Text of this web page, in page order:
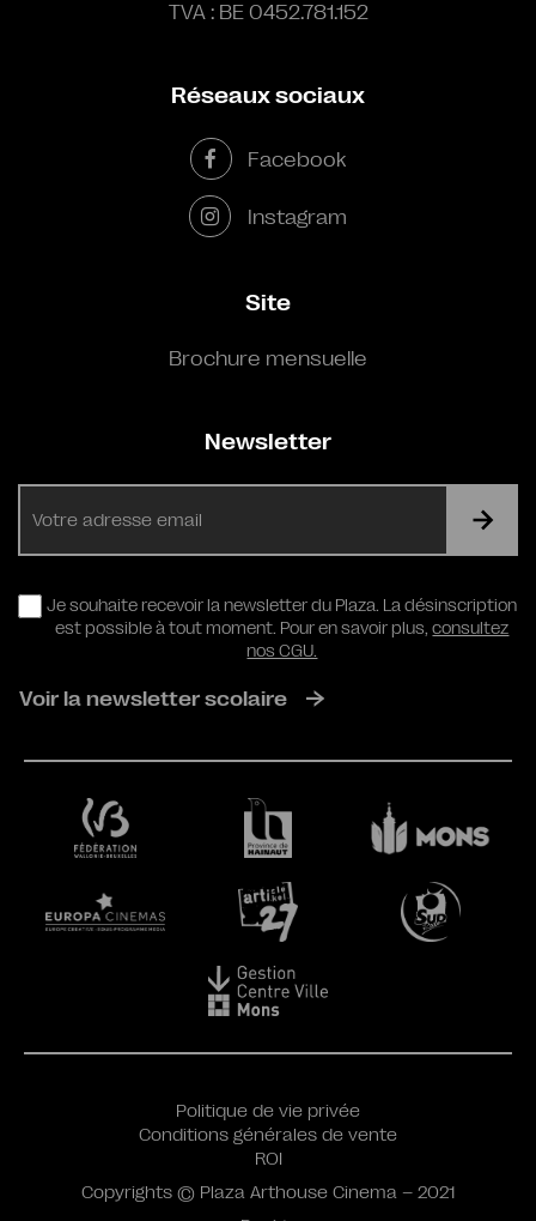
TVA : BE 0452.781.152
Réseaux sociaux
Facebook
Instagram
Site
Brochure mensuelle
Newsletter
RGPD
Je souhaite recevoir la newsletter du Plaza. La désinscription
est possible à tout moment. Pour en savoir plus,consultez
nos CGU.
Voir la newsletter scolaire
Politique de vie privée
Conditions générales de vente
ROI
Copyrights © Plaza Arthouse Cinema – 2021